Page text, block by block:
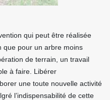
qui peut être réalisée
que pour un arbre moins
de terrain, un travail
à faire. Libérer
une toute nouvelle activité
l’indispensabilité de cette